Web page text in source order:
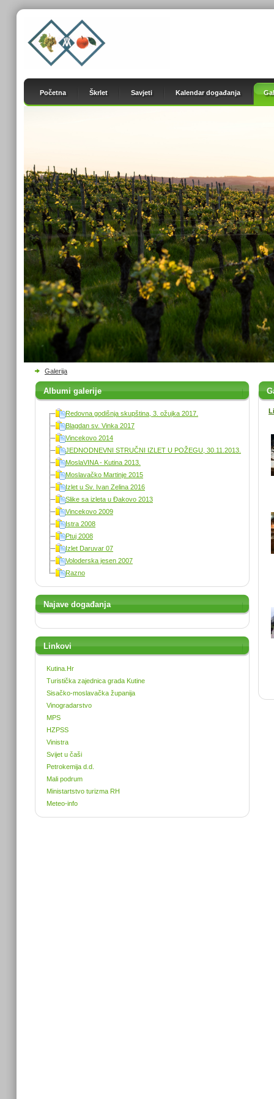
Početna Škrlet Savjeti Kalendar događanja
Galerija
Albumi galerije
Redovna godišnja skupština, 3. ožujka 2017.
Blagdan sv. Vinka 2017
Vincekovo 2014
JEDNODNEVNI STRUČNI IZLET U POŽEGU, 30.11.2013.
MoslaVINA - Kutina 2013.
Moslavačko Martinje 2015
Izlet u Sv. Ivan Zelina 2016
Slike sa izleta u Đakovo 2013
Vincekovo 2009
Istra 2008
Ptuj 2008
Izlet Daruvar 07
Voloderska jesen 2007
Razno
Najave događanja
Linkovi
Kutina.Hr
Turistička zajednica grada Kutine
Sisačko-moslavačka županija
Vinogradarstvo
MPS
HZPSS
Vinistra
Svijet u čaši
Petrokemija d.d.
Mali podrum
Ministartstvo turizma RH
Meteo-info